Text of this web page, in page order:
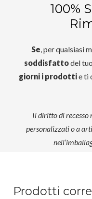
100%
Se , per qualsiasi
soddisfattodel
giorni i prodottie ti
Il diritto di recesso
personalizzati o a
Prodotti